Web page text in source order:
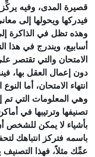
قصيرة المدى، وفيه
فيدركها ويحولها إلى
وهذه تظل في الذاكرة
أسابيع، ويندرج في هذا
الامتحان والتي تقتصر
دون إعمال العقل بها،
انتهاء الامتحان، أما
وهي المعلومات التي تم
تصنيفها وترتيبها في
بأشياء لا يمكن
باسمه فتركز انتباهك
عمِّك مثلاً، فهذا التصنيف